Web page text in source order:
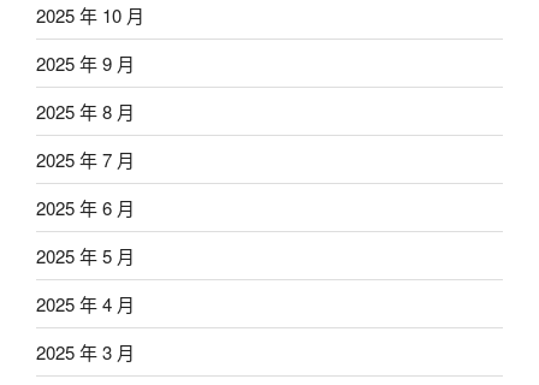
2025 年 10 月
2025 年 9 月
2025 年 8 月
2025 年 7 月
2025 年 6 月
2025 年 5 月
2025 年 4 月
2025 年 3 月